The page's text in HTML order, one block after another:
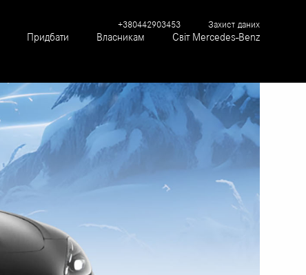
Захист даних
+380442903453
Придбати Власникам Світ Mercedes-Benz